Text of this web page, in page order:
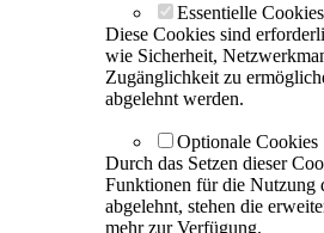
Essentielle Cookies
Diese Cookies sind
wie Sicherheit,
Zugänglichkeit zu
abgelehnt werden.
Optionale Cookies
Durch das Setzen dieser
Funktionen für die Nutzung
abgelehnt, stehen die
mehr zur Verfügung.